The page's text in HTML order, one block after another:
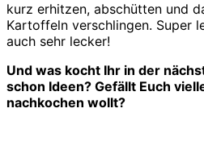
kurz erhitzen, abschütten und
Kartoffeln verschlingen. Super
auch sehr lecker!
Und was kocht Ihr in der
schon Ideen? Gefällt Euch
nachkochen wollt?